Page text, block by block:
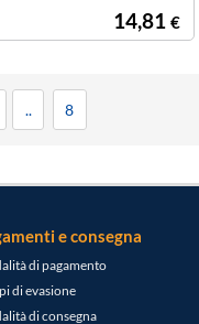
14,81 €
.. 8
e consegna
di pagamento
di evasione
di consegna